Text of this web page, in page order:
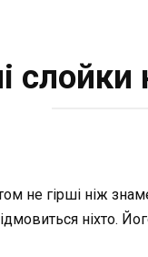
не гірші ніж
ніхто.